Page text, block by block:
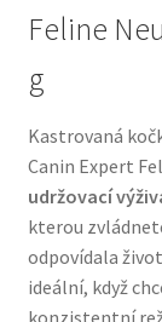
Purizon pro
Royal Canin
Veterinární
Feline
g
Kastrovaná
Canin Expert
udržovací
kterou
odpovídala
ideální, když
konzistentní